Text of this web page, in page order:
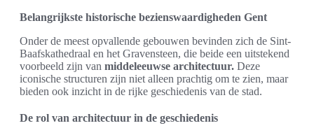
Belangrijkste historische bezienswaardigheden Gent
Onder de meest opvallende gebouwen bevinden zich de Sint-
Baafskathedraal en het Gravensteen, die beide een uitstekend
voorbeeld zijn van middeleeuwse architectuur. Deze
iconische structuren zijn niet alleen prachtig om te zien, maar
bieden ook inzicht in de rijke geschiedenis van de stad.
De rol van architectuur in de geschiedenis